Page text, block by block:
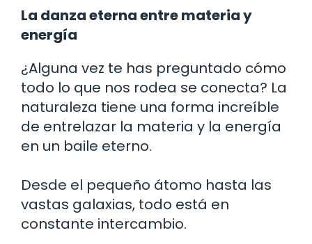
La danza eterna entre materia y
energía
¿Alguna vez te has preguntado cómo
todo lo que nos rodea se conecta? La
naturaleza tiene una forma increíble
de entrelazar la materia y la energía
en un baile eterno.
Desde el pequeño átomo hasta las
vastas galaxias, todo está en
constante intercambio.